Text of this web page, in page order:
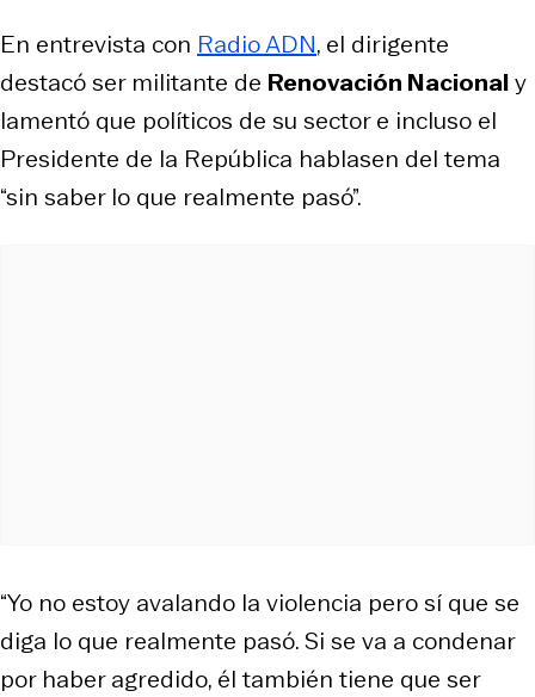
En entrevista con Radio ADN, el dirigente
destacó ser militante de Renovación Nacionaly
lamentó que políticos de su sector e incluso el
Presidente de la República hablasen del tema
“sin saber lo que realmente pasó”.
“Yo no estoy avalando la violencia pero sí que se
diga lo que realmente pasó. Si se va a condenar
por haber agredido, él también tiene que ser